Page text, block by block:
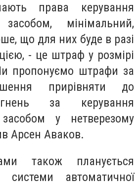
права керування
мінімальний,
що для них буде в разі
- це штраф у розмірі
пропонуємо штрафи за
прирівняти до
за керування
у нетверезому
Арсен Аваков.
також планується
системи автоматичної